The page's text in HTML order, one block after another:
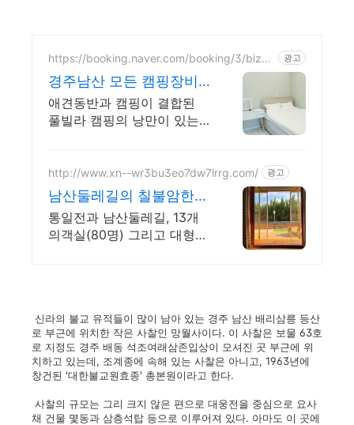
https://booking.naver.com/booking/3/bize
광고
경주남산 모든 캠핑장비
올 세팅!!
애견동반과 캠핑이 결합된
풀빌라 캠핑의 낭만이 있는
http://www.xn--wr3bu3eo7dw7lrrg.com/ 광고
남산둘레길의 칠불암한옥
펜션
통일전과 남산둘레길, 13개
의객실(80명) 그리고 대형주
신라의 불교 유적들이 많이 남아 있는 경주 남산 배리삼릉 등산
로 부근에 위치한 작은 사찰인 망월사이다. 이 사찰은 보물 63호
로 지정도 경주 배동 석조여래삼존입상이 모셔진 곳 부근에 위
치하고 있는데, 조계종에 속해 있는 사찰은 아니고, 1963년에
창건된 '대한불교원효종' 총본원이라고 한다.
사찰의 규모는 그리 크지 않은 편으로 대웅전을 중심으로 요사
채 건물 몇동과 삼층석탑 등으로 이루어져 있다. 아마도 이 곳에